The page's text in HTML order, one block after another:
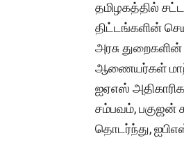
தமிழகத்தில்
திட்டங்களின்
அரசு
ஆணையர்கள்
ஐஏஎஸ்
சம்பவம், பகுஜன்
தொடர்ந்து,